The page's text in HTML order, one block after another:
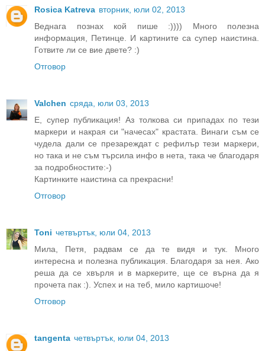
Rosica Katreva вторник, юли 02, 2013
Веднага познах кой пише :)))) Много полезна
информация, Петинце. И картините са супер наистина.
Готвите ли се вие двете? :)
Отговор
Valchen сряда, юли 03, 2013
E, супер публикация! Аз толкова си припадах по тези
маркери и накрая си "начесах" крастата. Винаги съм се
чудела дали се презареждат с рефилър тези маркери,
но така и не съм търсила инфо в нета, така че благодаря
за подробностите:-)
Картинките наистина са прекрасни!
Отговор
Toni четвъртък, юли 04, 2013
Мила, Петя, радвам се да те видя и тук. Много
интересна и полезна публикация. Благодаря за нея. Ако
реша да се хвърля и в маркерите, ще се върна да я
прочета пак :). Успех и на теб, мило картишоче!
Отговор
tangenta четвъртък, юли 04, 2013